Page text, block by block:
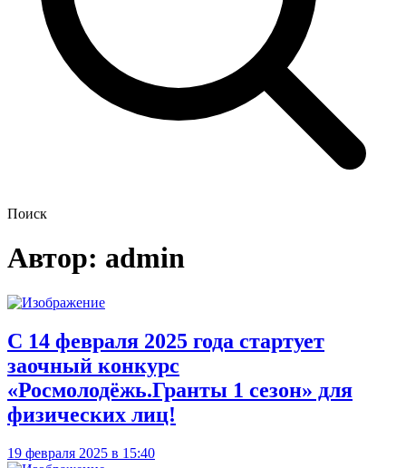
Поиск
Автор: admin
С 14 февраля 2025 года стартует
заочный конкурс
«Росмолодёжь.Гранты 1 сезон» для
физических лиц!
19 февраля 2025 в 15:40